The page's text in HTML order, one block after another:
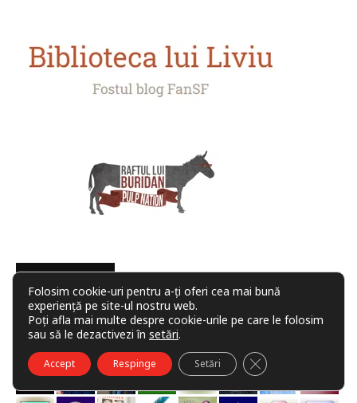
COMUNITATE
Folosim cookie-uri pentru a-ți oferi cea mai bună
experiență pe site-ul nostru web.
Poți afla mai multe despre cookie-urile pe care le folosim
sau să le dezactivezi în setări.
Accept Respinge Setări CLOSE GDPR